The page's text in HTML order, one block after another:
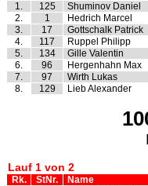
1.
125 Shuminov Daniel
2.
1 Hedrich Marcel
3.
17 Gottschalk Patrick
4.
117 Ruppel Philipp
5.
134 Gille Valentin
6.
96 Hergenhahn Max
7.
97 Wirth Lukas
8.
129 Lieb Alexander
Lauf 1 von 2
Rk. StNr. Name